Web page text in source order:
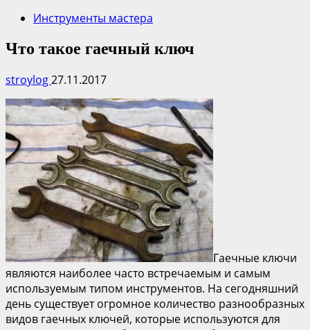
Инструменты мастера
Что такое гаечный ключ
stroylog27.11.2017
Гаечные ключи
являются наиболее часто встречаемым и самым
используемым типом инструментов. На сегодняшний
день существует огромное количество разнообразных
видов гаечных ключей, которые используются для